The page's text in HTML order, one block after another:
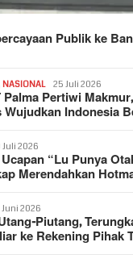
Publik ke
NASIONAL 25 Juli 2026
Pertiwi
Wujudkan Indonesia
Juli 2026
“Lu Punya
Merendahkan
Juni 2026
Piutang,
ke Rekening Pihak